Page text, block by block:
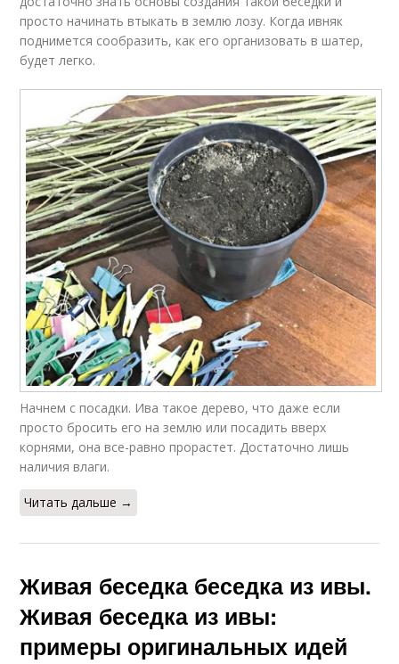
просто начинать втыкать в землю лозу. Когда ивняк
поднимется сообразить, как его организовать в шатер,
будет легко.
Начнем с посадки. Ива такое дерево, что даже если
просто бросить его на землю или посадить вверх
корнями, она все-равно прорастет. Достаточно лишь
наличия влаги.
Читать дальше →
Живая беседка беседка из ивы.
Живая беседка из ивы:
примеры оригинальных идей